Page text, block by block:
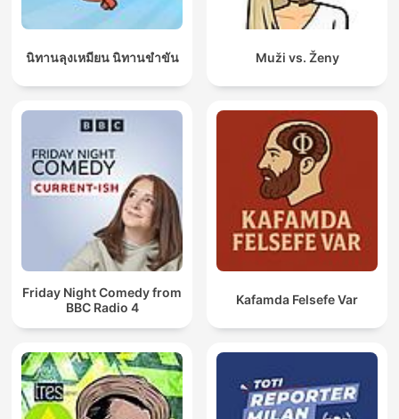
นิทานลุงเหมียน นิทานขำขัน Muži vs. Ženy
Friday Night Comedy from
BBC Radio 4
Kafamda Felsefe Var